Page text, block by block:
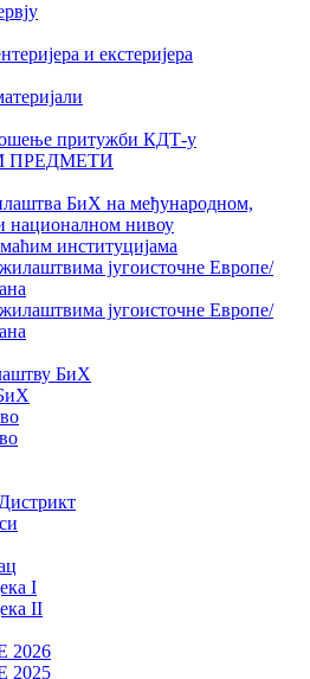
и екстеријера
притужби КДТ-у
ПРЕДМЕТИ
БиХ на међународном,
националном нивоу
институцијама
југоисточне Европе/
југоисточне Европе/
БиХ
I
II